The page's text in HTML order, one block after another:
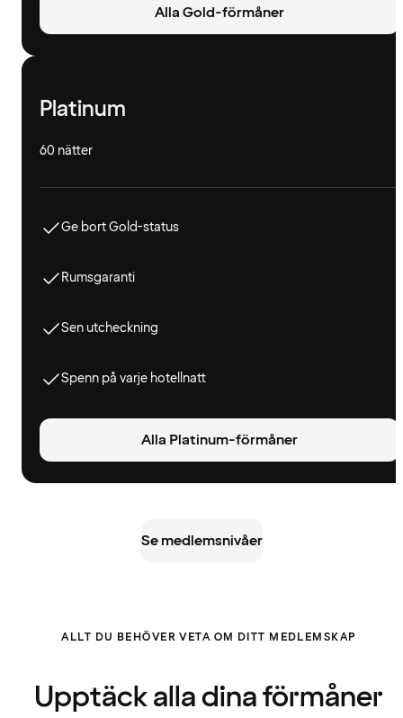
Alla Gold-förmåner
Platinum
60 nätter
Ge bort Gold-status
Rumsgaranti
Sen utcheckning
Spenn på varje hotellnatt
Alla Platinum-förmåner
Se medlemsnivåer
ALLT DU BEHÖVER VETA OM DITT MEDLEMSKAP
Upptäck alla dina förmåner